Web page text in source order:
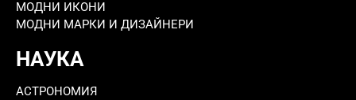
МОДНИ ИКОНИ
МОДНИ МАРКИ И ДИЗАЙНЕРИ
НАУКА
АСТРОНОМИЯ